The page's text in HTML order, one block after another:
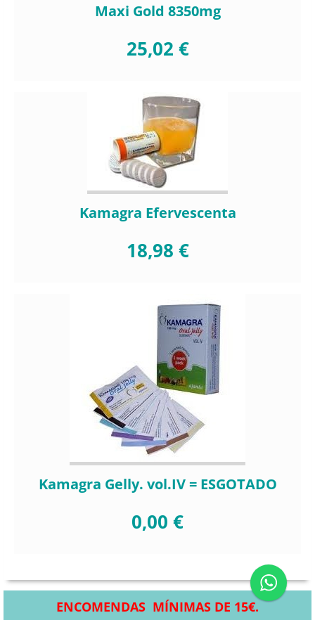
Maxi Gold 8350mg
25,02 €
Kamagra Efervescenta
18,98 €
Kamagra Gelly. vol.IV = ESGOTADO
0,00 €
ENCOMENDAS MÍNIMAS DE 15€.